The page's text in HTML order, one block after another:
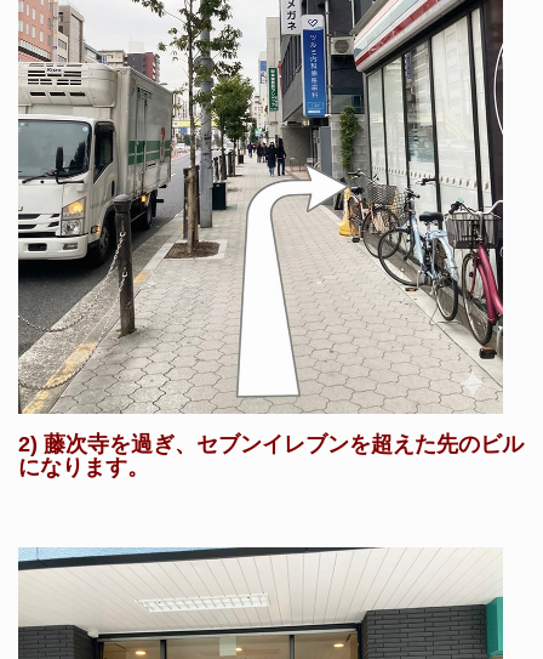
2) 藤次寺を過ぎ、セブンイレブンを超えた先のビル
になります。